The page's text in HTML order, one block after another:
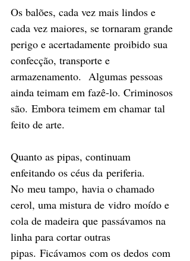
Os balões, cada vez mais lindos e
cada vez maiores, se tornaram grande
perigo e acertadamente proibido sua
confecção, transporte e
armazenamento.  Algumas pessoas
ainda teimam em fazê-lo. Criminosos
são. Embora teimem em chamar tal
feito de arte.
Quanto as pipas, continuam
enfeitando os céus da periferia.
No meu tampo, havia o chamado
cerol, uma mistura de vidro moído e
cola de madeira que passávamos na
linha para cortar outras
pipas. Ficávamos com os dedos com